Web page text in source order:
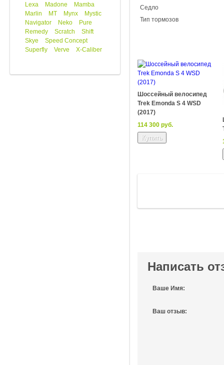
Lexa
Madone
Mamba
Marlin
MT Mynx
Mystic
Navigator
Neko
Pure
Remedy
Scratch
Shift
Skye
Speed Concept
Superfly
Verve X-Caliber
Седло
Тип тормозов
Шоссейный велосипед
Trek Emonda S 4 WSD
(2017)
114 300 руб.
Написать
Ваше Имя:
Ваш отзыв: